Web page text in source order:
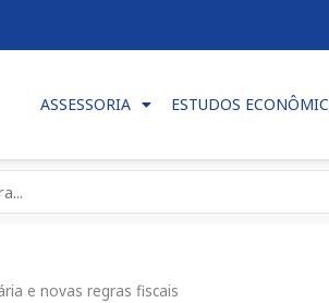
ASSESSORIA ESTUDOS
e novas regras fiscais